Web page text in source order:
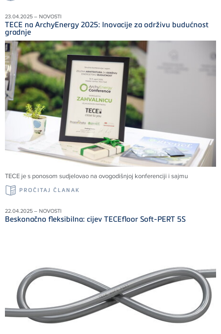
23.04.2025 – NOVOSTI
TECE na ArchyEnergy 2025: Inovacije za održivu budućnost
gradnje
TECE je s ponosom sudjelovao na ovogodišnjoj konferenciji i sajmu
PROČITAJ ČLANAK
22.04.2025 – NOVOSTI
Beskonačno fleksibilna: cijev TECEfloor Soft-PERT 5S